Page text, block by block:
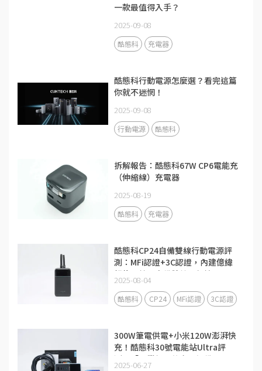
一款最值得入手？
2025-09-08
酷態科 充電器
酷態科行動電源怎麼選？看完這篇
你就不迷惘！
2025-09-08
行動電源 酷態科
拆解報告：酷態科67W CP6電能充
（伸縮線）充電器
2025-08-19
酷態科 充電器
酷態科CP24自備雙線行動電源評
測：MFi認證+3C認證，內建億緯
鋰能電芯，自備雙線更便攜
2025-08-04
酷態科 CP24 MFi認證 3C認證
300W筆電供電+小米120W澎湃快
充！酷態科30號電能站Ultra評
測：「畢業級」的充電設備
2025-06-27